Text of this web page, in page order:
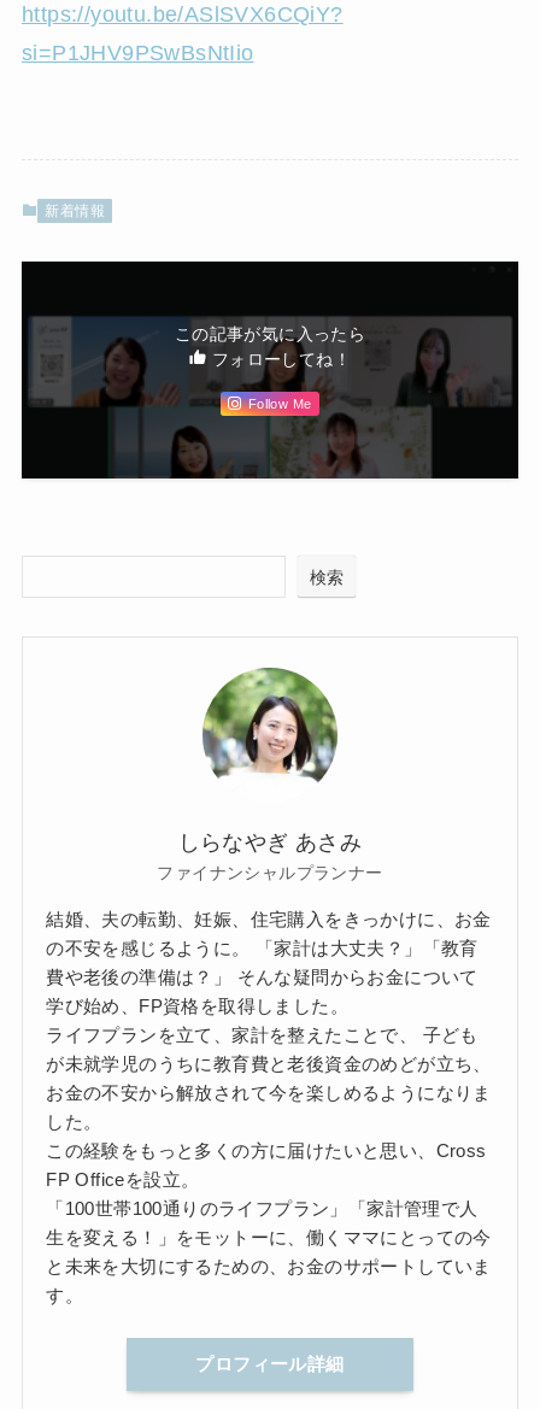
https://youtu.be/ASlSVX6CQiY?
si=P1JHV9PSwBsNtIio
新着情報
この記事が気に入ったら
フォローしてね！
Follow Me
検索
しらなやぎ あさみ
ファイナンシャルプランナー
結婚、夫の転勤、妊娠、住宅購入をきっかけに、お金
の不安を感じるように。 「家計は大丈夫？」「教育
費や老後の準備は？」 そんな疑問からお金について
学び始め、FP資格を取得しました。
ライフプランを立て、家計を整えたことで、 子ども
が未就学児のうちに教育費と老後資金のめどが立ち、
お金の不安から解放されて今を楽しめるようになりま
した。
この経験をもっと多くの方に届けたいと思い、Cross
FP Officeを設立。
「100世帯100通りのライフプラン」「家計管理で人
生を変える！」をモットーに、働くママにとっての今
と未来を大切にするための、お金のサポートしていま
す。
プロフィール詳細